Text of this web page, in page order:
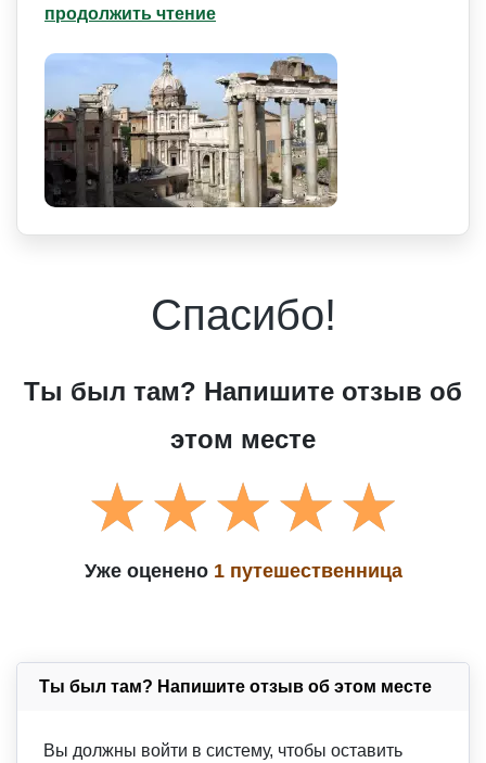
продолжить чтение
Спасибо!
Ты был там? Напишите отзыв об
этом месте
Уже оценено 1 путешественница
Ты был там? Напишите отзыв об этом месте
Вы должны войти в систему, чтобы оставить